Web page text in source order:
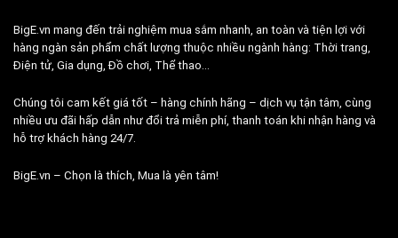
BigE.vn mang đến trải nghiệm mua sắm nhanh, an toàn và tiện lợi với
hàng ngàn sản phẩm chất lượng thuộc nhiều ngành hàng: Thời trang,
Điện tử, Gia dụng, Đồ chơi, Thể thao…
Chúng tôi cam kết giá tốt – hàng chính hãng – dịch vụ tận tâm, cùng
nhiều ưu đãi hấp dẫn như đổi trả miễn phí, thanh toán khi nhận hàng và
hỗ trợ khách hàng 24/7.
BigE.vn – Chọn là thích, Mua là yên tâm!